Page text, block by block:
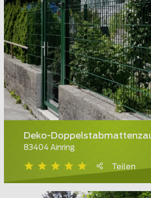
Deko-
83404 Ainring
Teilen